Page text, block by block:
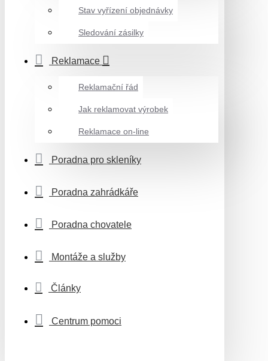
Stav vyřízení objednávky
Sledování zásilky
Reklamace
Reklamační řád
Jak reklamovat výrobek
Reklamace on-line
Poradna pro skleníky
Poradna zahrádkáře
Poradna chovatele
Montáže a služby
Články
Centrum pomoci